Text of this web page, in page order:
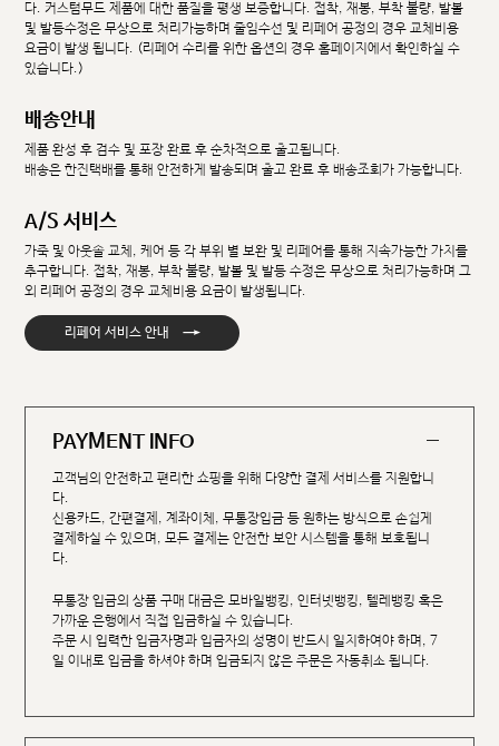
다. 커스텀무드 제품에 대한 품질을 평생 보증합니다. 접착, 재봉, 부착 불량, 발볼
및 발등수정은 무상으로 처리가능하며 줄임수선 및 리페어 공정의 경우 교체비용
요금이 발생 됩니다. (리페어 수리를 위한 옵션의 경우 홈페이지에서 확인하실 수
있습니다.)
배송안내
제품 완성 후 검수 및 포장 완료 후 순차적으로 출고됩니다.
배송은 한진택배를 통해 안전하게 발송되며 출고 완료 후 배송조회가 가능합니다.
A/S 서비스
가죽 및 아웃솔 교체, 케어 등 각 부위 별 보완 및 리페어를 통해 지속가능한 가치를
추구합니다. 접착, 재봉, 부착 불량, 발볼 및 발등 수정은 무상으로 처리가능하며 그
외 리페어 공정의 경우 교체비용 요금이 발생됩니다.
리페어 서비스 안내 →
PAYMENT INFO
고객님의 안전하고 편리한 쇼핑을 위해 다양한 결제 서비스를 지원합니
다.
신용카드, 간편결제, 계좌이체, 무통장입금 등 원하는 방식으로 손쉽게
결제하실 수 있으며, 모든 결제는 안전한 보안 시스템을 통해 보호됩니
다.
무통장 입금의 상품 구매 대금은 모바일뱅킹, 인터넷뱅킹, 텔레뱅킹 혹은
가까운 은행에서 직접 입금하실 수 있습니다.
주문 시 입력한 입금자명과 입금자의 성명이 반드시 일치하여야 하며, 7
일 이내로 입금을 하셔야 하며 입금되지 않은 주문은 자동취소 됩니다.